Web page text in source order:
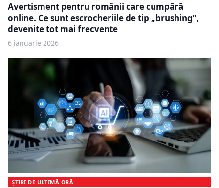
Avertisment pentru românii care cumpără
online. Ce sunt escrocheriile de tip „brushing”,
devenite tot mai frecvente
6 ianuarie 2026
ȘTIRI DE ULTIMĂ ORĂ